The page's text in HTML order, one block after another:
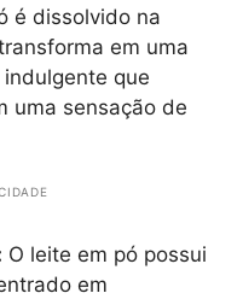
é dissolvido na
em uma
que
uma sensação de
O leite em pó possui
em